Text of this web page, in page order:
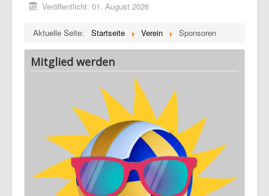
Veröffentlicht: 01. August 2026
Aktuelle Seite: Startseite Verein Sponsoren
Mitglied werden